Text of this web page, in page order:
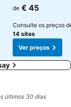
Ver preços
de € 45
Consulte os preços
14 sites
Ver preços
últimos 30 dias